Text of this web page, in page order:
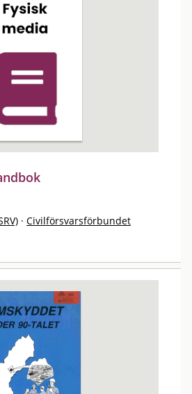
· Civilförsvarsförbundet